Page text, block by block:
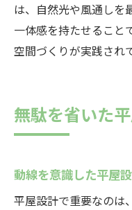
は、自然光や風通しを
一体感を持たせること
空間づくりが実践され
無駄を省いた
動線を意識した平屋
平屋設計で重要なのは